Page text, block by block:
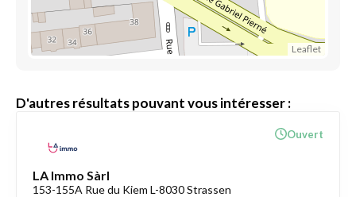
Leaflet
D'autres résultats pouvant vous intéresser :
LA Immo Sàrl
153-155A Rue du Kiem L-8030 Strassen
Ouvert